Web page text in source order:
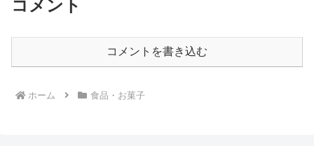
コメント
コメントを書き込む
ホーム 食品・お菓子